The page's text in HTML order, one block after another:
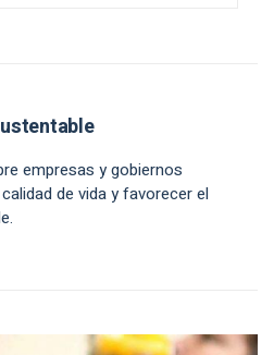
empresas y gobiernos
de vida y favorecer el